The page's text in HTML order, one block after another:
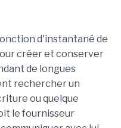
d'instantané de
créer et conserver
de longues
rechercher un
ou quelque
le fournisseur